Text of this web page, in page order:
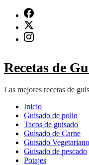
contenido
(presiona
Recetas de
Las mejores recetas de
Inicio
Guisado de pollo
Tacos de guisado
Guisado de Carne
Guisado Vegetariano
Guisado de pescado
Potajes